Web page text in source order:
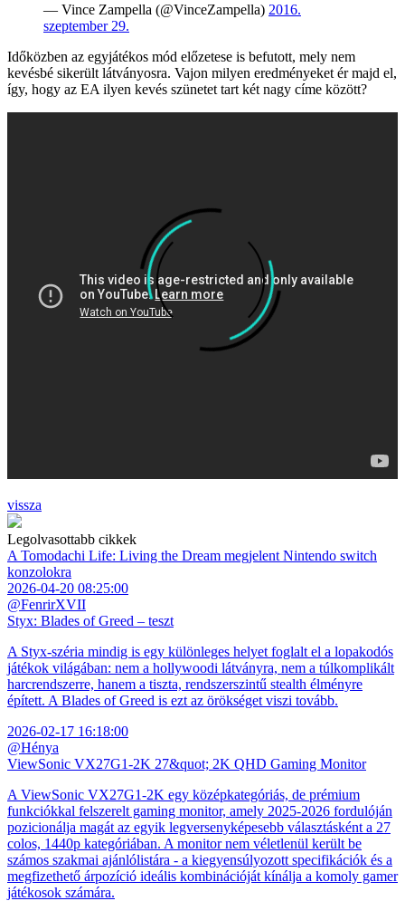
— Vince Zampella (@VinceZampella) 2016.
szeptember 29.
Időközben az egyjátékos mód előzetese is befutott, mely nem
kevésbé sikerült látványosra. Vajon milyen eredményeket ér majd el,
így, hogy az EA ilyen kevés szünetet tart két nagy címe között?
vissza
Legolvasottabb cikkek
A Tomodachi Life: Living the Dream megjelent Nintendo switch
konzolokra
2026-04-20 08:25:00
@FenrirXVII
Styx: Blades of Greed – teszt
A Styx-széria mindig is egy különleges helyet foglalt el a lopakodós
játékok világában: nem a hollywoodi látványra, nem a túlkomplikált
harcrendszerre, hanem a tiszta, rendszerszintű stealth élményre
épített. A Blades of Greed is ezt az örökséget viszi tovább.
2026-02-17 16:18:00
@Hénya
ViewSonic VX27G1-2K 27&quot; 2K QHD Gaming Monitor
A ViewSonic VX27G1-2K egy középkategóriás, de prémium
funkciókkal felszerelt gaming monitor, amely 2025-2026 fordulóján
pozicionálja magát az egyik legversenyképesebb választásként a 27
colos, 1440p kategóriában. A monitor nem véletlenül került be
számos szakmai ajánlólistára - a kiegyensúlyozott specifikációk és a
megfizethető árpozíció ideális kombinációját kínálja a komoly gamer
játékosok számára.